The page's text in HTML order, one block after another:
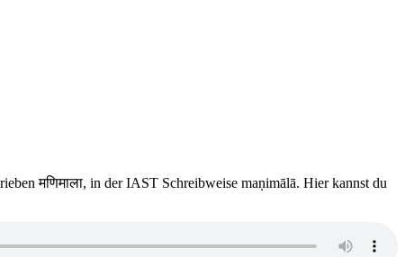
मणिमाला, in der IAST Schreibweise maṇimālā. Hier kannst du